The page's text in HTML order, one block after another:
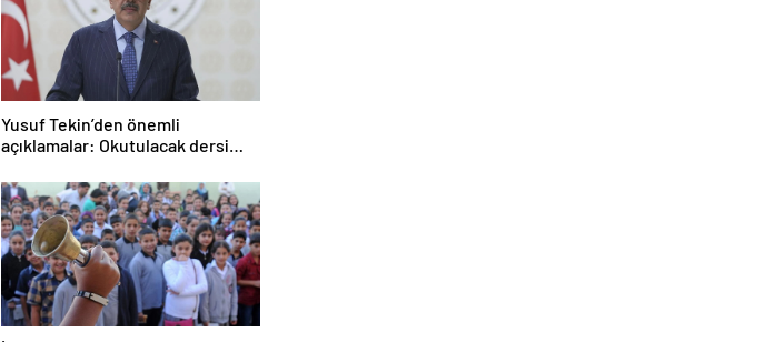
Yusuf Tekin’den önemli
açıklamalar: Okutulacak dersi
değişikliği masada